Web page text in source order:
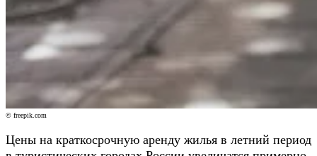
© freepik.com
Цены на краткосрочную аренду жилья в летний период